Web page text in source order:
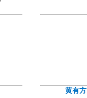
黄有方